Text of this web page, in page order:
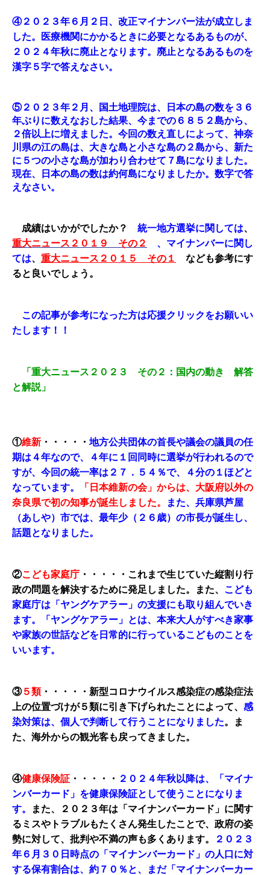
④２０２３年６月２日、改正マイナンバー法が成立しま
した。医療機関にかかるときに必要となるあるものが、
２０２４年秋に廃止となります。廃止となるあるものを
漢字５字で答えなさい。
⑤２０２３年２月、国土地理院は、日本の島の数を３６
年ぶりに数えなおした結果、今までの６８５２島から、
２倍以上に増えました。今回の数え直しによって、神奈
川県の江の島は、大きな島と小さな島の２島から、新た
に５つの小さな島が加わり合わせて７島になりました。
現在、日本の島の数は約何島になりましたか。数字で答
えなさい。
成績はいかがでしたか？ 統一地方選挙に関しては、
重大ニュース２０１９ その２
、マイナンバーに関し
ては、 重大ニュース２０１５ その１
なども参考にす
ると良いでしょう。
この記事が参考になった方は応援クリックをお願いい
たします！！
「重大ニュース２０２３ その２：国内の動き 解答
と解説」
①維新 ・・・・・ 地方公共団体の首長や議会の議員の任
期は４年なので、４年に１回同時に選挙が行われるので
すが、今回の統一率は２７．５４％で、４分の１ほどと
なっています。
「日本維新の会」からは、大阪府以外の
奈良県で初の知事が誕生しました。
また、兵庫県芦屋
（あしや）市では、最年少（２６歳）の市長が誕生し、
話題となりました。
②こども家庭庁 ・・・・・これまで生じていた縦割り行
政の問題を解決するために発足しました。また、 こども
家庭庁は「ヤングケアラー」の支援にも取り組んでいき
ます。「ヤングケアラー」とは、本来大人がすべき家事
や家族の世話などを日常的に行っているこどものことを
いいます。
③５類・・・・・新型コロナウイルス感染症の感染症法
上の位置づけが５類に引き下げられたことによって、 感
染対策は、個人で判断して行うことになりました。ま
た、海外からの観光客も戻ってきました。
④健康保険証 ・・・・・ ２０２４年秋以降は、「マイナ
ンバーカード」を健康保険証として使うことになりま
す。
また、２０２３年は「マイナンバーカード」に関す
るミスやトラブルもたくさん発生したことで、政府の姿
勢に対して、批判や不満の声も多くあります。
２０２３
年６月３０日時点の「マイナンバーカード」の人口に対
する保有割合は、約７０％と、まだ「マイナンバーカー